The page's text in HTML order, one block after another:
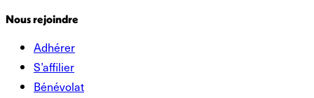
Nous rejoindre
Adhérer
S’affilier
Bénévolat